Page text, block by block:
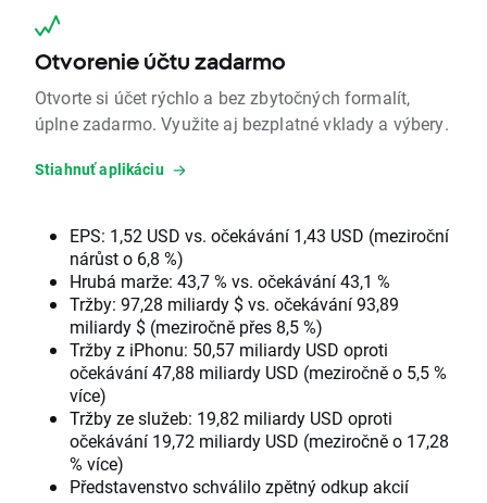
Otvorenie účtu zadarmo
Otvorte si účet rýchlo a bez zbytočných formalít,
úplne zadarmo. Využite aj bezplatné vklady a výbery.
Stiahnuť aplikáciu
EPS: 1,52 USD vs. očekávání 1,43 USD (meziroční
nárůst o 6,8 %)
Hrubá marže: 43,7 % vs. očekávání 43,1 %
Tržby: 97,28 miliardy $ vs. očekávání 93,89
miliardy $ (meziročně přes 8,5 %)
Tržby z iPhonu: 50,57 miliardy USD oproti
očekávání 47,88 miliardy USD (meziročně o 5,5 %
více)
Tržby ze služeb: 19,82 miliardy USD oproti
očekávání 19,72 miliardy USD (meziročně o 17,28
% více)
Představenstvo schválilo zpětný odkup akcií